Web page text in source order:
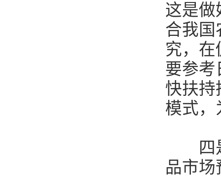
这是做
合我国
究，在
要参考
快扶持
模式，
四是
品市场